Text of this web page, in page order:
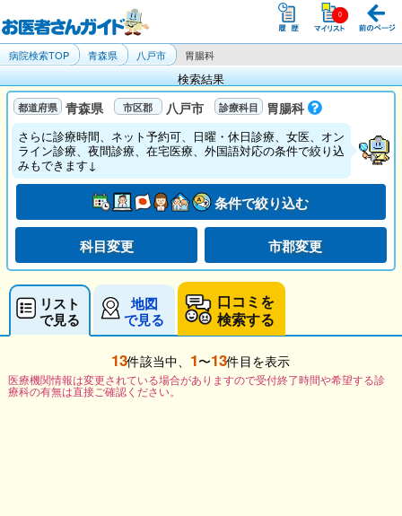
病院検索TOP 青森県 八戸市 胃腸科
検索結果
青森県 八戸市 胃腸科
さらに診療時間、ネット予約可、日曜・休日診療、女医、オン
ライン診療、夜間診療、在宅医療、外国語対応の条件で絞り込
みもできます↓
条件で絞り込む
科目変更 市郡変更
リスト
で見る
地図
で見る
口コミを
検索する
13件該当中、 1〜13件目を表示
医療機関情報は変更されている場合がありますので受付終了時間や希望する診
療科の有無は直接ご確認ください。